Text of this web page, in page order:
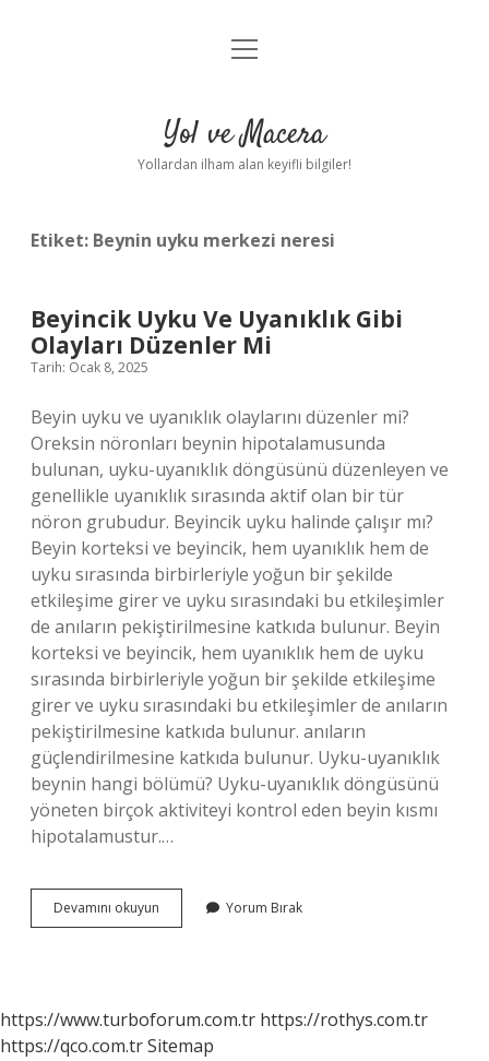
Anasayfa
Yasal Uyarı
menüyü
Yol ve Macera
Yollardan ilham alan keyifli bilgiler!
Etiket: Beynin uyku merkezi neresi
Beyincik Uyku Ve Uyanıklık Gibi
Olayları Düzenler Mi
Tarih: Ocak 8, 2025
Beyin uyku ve uyanıklık olaylarını düzenler mi?
Oreksin nöronları beynin hipotalamusunda
bulunan, uyku-uyanıklık döngüsünü düzenleyen ve
genellikle uyanıklık sırasında aktif olan bir tür
nöron grubudur. Beyincik uyku halinde çalışır mı?
Beyin korteksi ve beyincik, hem uyanıklık hem de
uyku sırasında birbirleriyle yoğun bir şekilde
etkileşime girer ve uyku sırasındaki bu etkileşimler
de anıların pekiştirilmesine katkıda bulunur. Beyin
korteksi ve beyincik, hem uyanıklık hem de uyku
sırasında birbirleriyle yoğun bir şekilde etkileşime
girer ve uyku sırasındaki bu etkileşimler de anıların
pekiştirilmesine katkıda bulunur. anıların
güçlendirilmesine katkıda bulunur. Uyku-uyanıklık
beynin hangi bölümü? Uyku-uyanıklık döngüsünü
yöneten birçok aktiviteyi kontrol eden beyin kısmı
hipotalamustur.…
Devamını okuyun Beyincik
Uyku
Düzenler
Mi
Yorum Bırak
https://www.turboforum.com.tr https://rothys.com.tr
https://qco.com.trSitemap